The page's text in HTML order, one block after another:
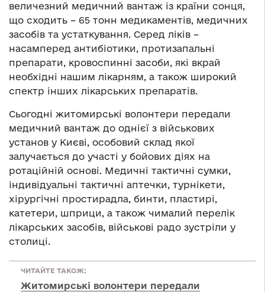
величезний медичний вантаж із країни сонця,
що сходить – 65 тонн медикаментів, медичних
засобів та устаткування. Серед ліків –
насамперед антибіотики, протизапальні
препарати, кровоспинні засоби, які вкрай
необхідні нашим лікарням, а також широкий
спектр інших лікарських препаратів.
Сьогодні житомирські волонтери передали
медичний вантаж до однієї з військових
установ у Києві, особовий склад якої
залучається до участі у бойових діях на
ротаційній основі. Медичні тактичні сумки,
індивідуальні тактичні аптечки, турнікети,
хірургічні простирадла, бинти, пластирі,
катетери, шприци, а також чималий перелік
лікарських засобів, військові радо зустріли у
столиці.
ЧИТАЙТЕ ТАКОЖ:
Житомирські волонтери передали